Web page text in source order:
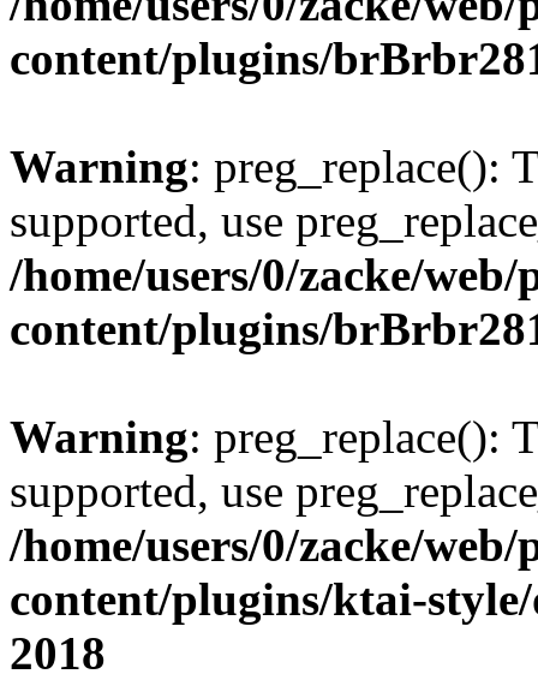
content/plugins/
Warning: preg_replace():
supported, use
/home/users/0/zacke/
content/plugins/
Warning: preg_replace():
supported, use
/home/users/0/zacke/
content/plugins/ktai-
2018